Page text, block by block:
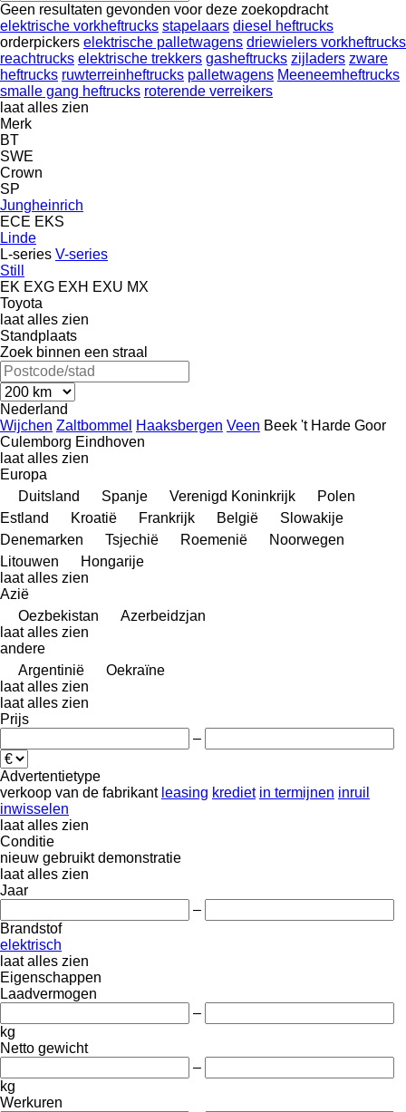
Geen resultaten gevonden voor deze zoekopdracht
elektrische vorkheftrucks stapelaars diesel heftrucks
orderpickers elektrische palletwagens driewielers vorkheftrucks
reachtrucks elektrische trekkers gasheftrucks zijladers zware
heftrucks ruwterreinheftrucks palletwagens Meeneemheftrucks
smalle gang heftrucks roterende verreikers
laat alles zien
Merk
BT
SWE
Crown
SP
Jungheinrich
ECE EKS
Linde
L-series V-series
Still
EK EXG EXH EXU MX
Toyota
laat alles zien
Standplaats
Zoek binnen een straal
Nederland
Wijchen Zaltbommel Haaksbergen Veen Beek 't Harde Goor
Culemborg Eindhoven
laat alles zien
Europa
Duitsland
Spanje Verenigd Koninkrijk
Polen
Estland
Kroatië Frankrijk België
Slowakije
Denemarken
Tsjechië Roemenië
Noorwegen
Litouwen
Hongarije
laat alles zien
Azië
Oezbekistan
Azerbeidzjan
laat alles zien
andere
Argentinië
Oekraïne
laat alles zien
laat alles zien
Prijs
–
Advertentietype
verkoop van de fabrikant leasing krediet in termijnen inruil
inwisselen
laat alles zien
Conditie
nieuw gebruikt demonstratie
laat alles zien
Jaar
–
Brandstof
elektrisch
laat alles zien
Eigenschappen
Laadvermogen
–
kg
Netto gewicht
–
kg
Werkuren